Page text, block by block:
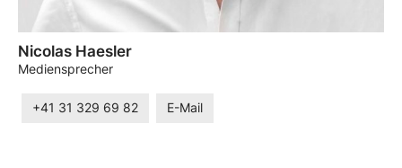
Nicolas Haesler
Mediensprecher
+41 31 329 69 82 E-Mail